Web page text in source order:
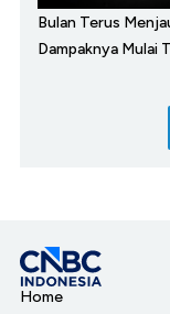
Bulan Terus
Dampaknya Mulai
Home